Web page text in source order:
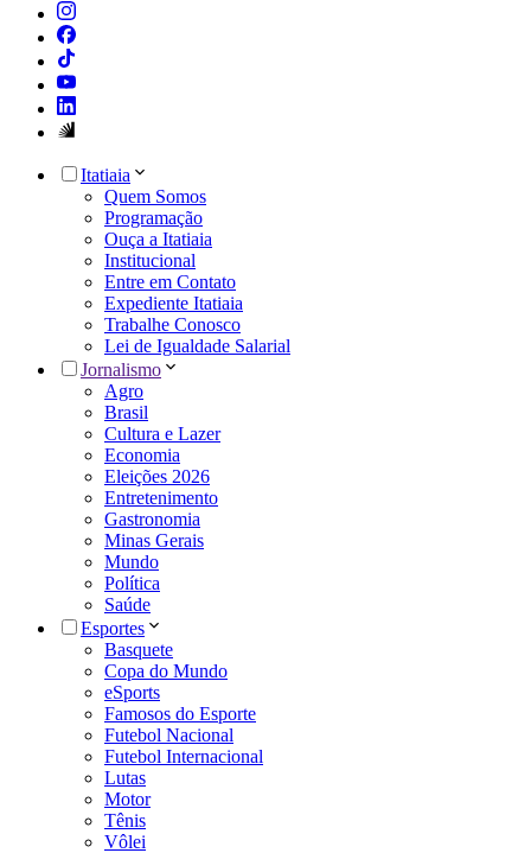
Itatiaia
Quem Somos
Programação
Ouça a Itatiaia
Institucional
Entre em Contato
Expediente Itatiaia
Trabalhe Conosco
Lei de Igualdade Salarial
Jornalismo
Agro
Brasil
Cultura e Lazer
Economia
Eleições 2026
Entretenimento
Gastronomia
Minas Gerais
Mundo
Política
Saúde
Esportes
Basquete
Copa do Mundo
eSports
Famosos do Esporte
Futebol Nacional
Futebol Internacional
Lutas
Motor
Tênis
Vôlei